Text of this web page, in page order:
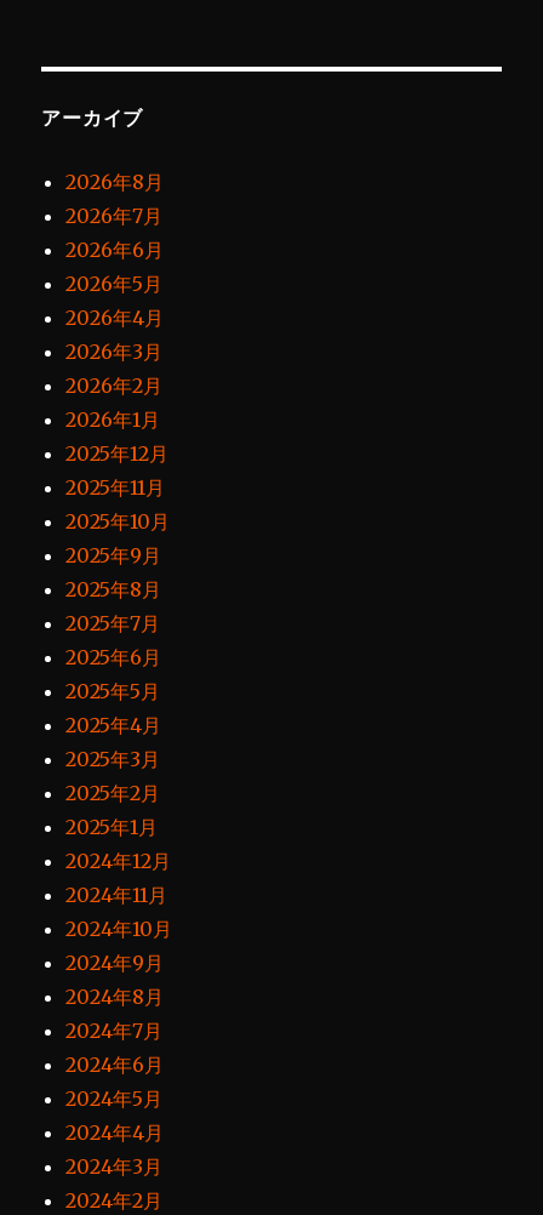
アーカイブ
2026年8月
2026年7月
2026年6月
2026年5月
2026年4月
2026年3月
2026年2月
2026年1月
2025年12月
2025年11月
2025年10月
2025年9月
2025年8月
2025年7月
2025年6月
2025年5月
2025年4月
2025年3月
2025年2月
2025年1月
2024年12月
2024年11月
2024年10月
2024年9月
2024年8月
2024年7月
2024年6月
2024年5月
2024年4月
2024年3月
2024年2月